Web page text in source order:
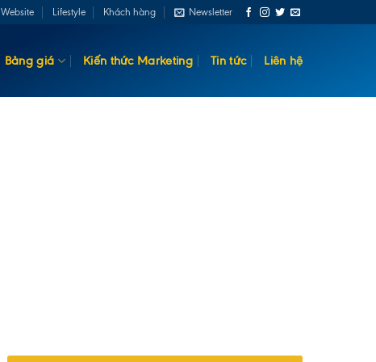
Website Lifestyle Khách hàng Newsletter
Bảng giá Kiến thức Marketing Tin tức Liên hệ